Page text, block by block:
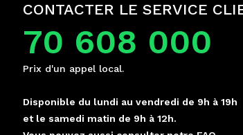
CONTACTER LE SERVICE
70 608 000
Prix d'un appel local.
Disponible du lundi au vendredi de 9h à 19h
et le samedi matin de 9h à 12h.